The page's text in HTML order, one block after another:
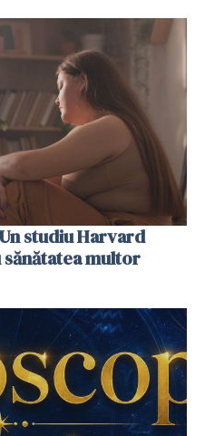
studiu Harvard
multor